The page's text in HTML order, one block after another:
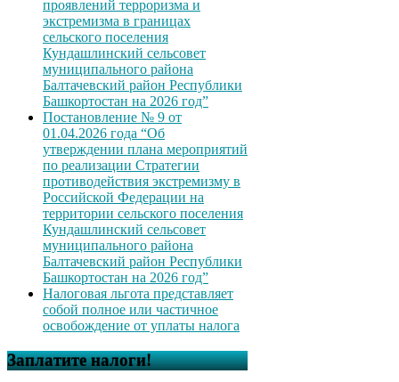
проявлений терроризма и
экстремизма в границах
сельского поселения
Кундашлинский сельсовет
муниципального района
Балтачевский район Республики
Башкортостан на 2026 год”
Постановление № 9 от
01.04.2026 года “Об
утверждении плана мероприятий
по реализации Стратегии
противодействия экстремизму в
Российской Федерации на
территории сельского поселения
Кундашлинский сельсовет
муниципального района
Балтачевский район Республики
Башкортостан на 2026 год”
Налоговая льгота представляет
собой полное или частичное
освобождение от уплаты налога
Заплатите налоги!